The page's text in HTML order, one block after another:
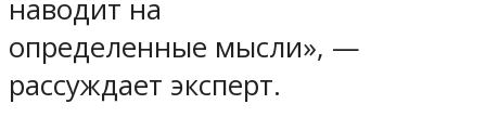
наводит на
определенные мысли», —
рассуждает эксперт.